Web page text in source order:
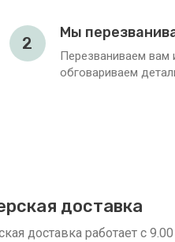
2
Мы
Перезваниваем вам
обговариваем
доставка
доставка работает с